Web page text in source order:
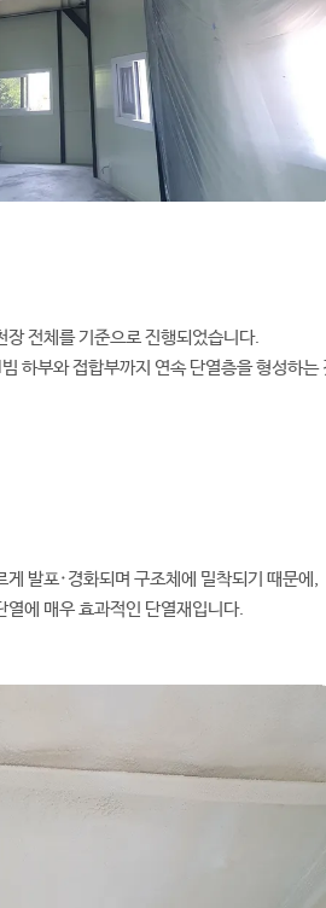
장 전체를 기준으로 진행되었습니다.
하부와 접합부까지 연속 단열층을 형성하는
게 발포·경화되며 구조체에 밀착되기 때문에,
열에 매우 효과적인 단열재입니다.